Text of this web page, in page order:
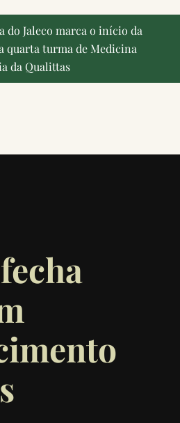
do Jaleco marca o início da
quarta turma de Medicina
da Qualittas
Abertas! e aniversário de
cidade onde nasceu a instituição,
na imprensa